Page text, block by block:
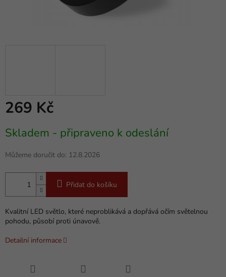
269 Kč
cena:
Skladem - připraveno k odeslání
Můžeme doručit do: 12.8.2026
Přidat do košíku
Kvalitní LED světlo, které neproblikává a dopřává očím světelnou
pohodu, působí proti únavově.
Detailní informace